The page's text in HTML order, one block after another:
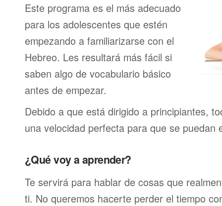
Este programa es el más adecuado
para los adolescentes que estén
empezando a familiarizarse con el
Hebreo. Les resultará más fácil si
saben algo de vocabulario básico
antes de empezar.
Debido a que está dirigido a principiantes,
una velocidad perfecta para que se puedan
¿Qué voy a aprender?
Te servirá para hablar de cosas que
ti. No queremos hacerte perder el tiempo